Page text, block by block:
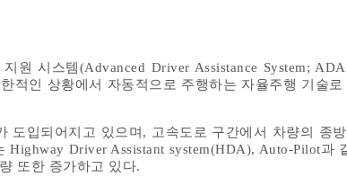
원 시스템(Advanced Driver Assistance System;
적인 상황에서 자동적으로 주행하는 자율주행 기술
도입되어지고 있으며, 고속도로 구간에서 차량의 종
Highway Driver Assistant system(HDA), Auto-Pilot과
또한 증가하고 있다.